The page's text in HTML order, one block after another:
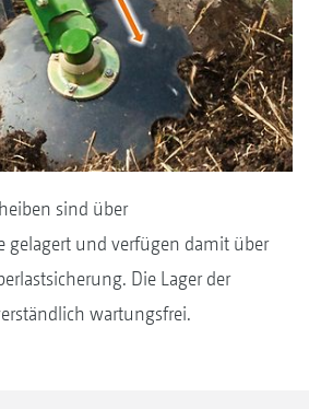
sind über
gelagert und verfügen damit über
Die Lager der
wartungsfrei.